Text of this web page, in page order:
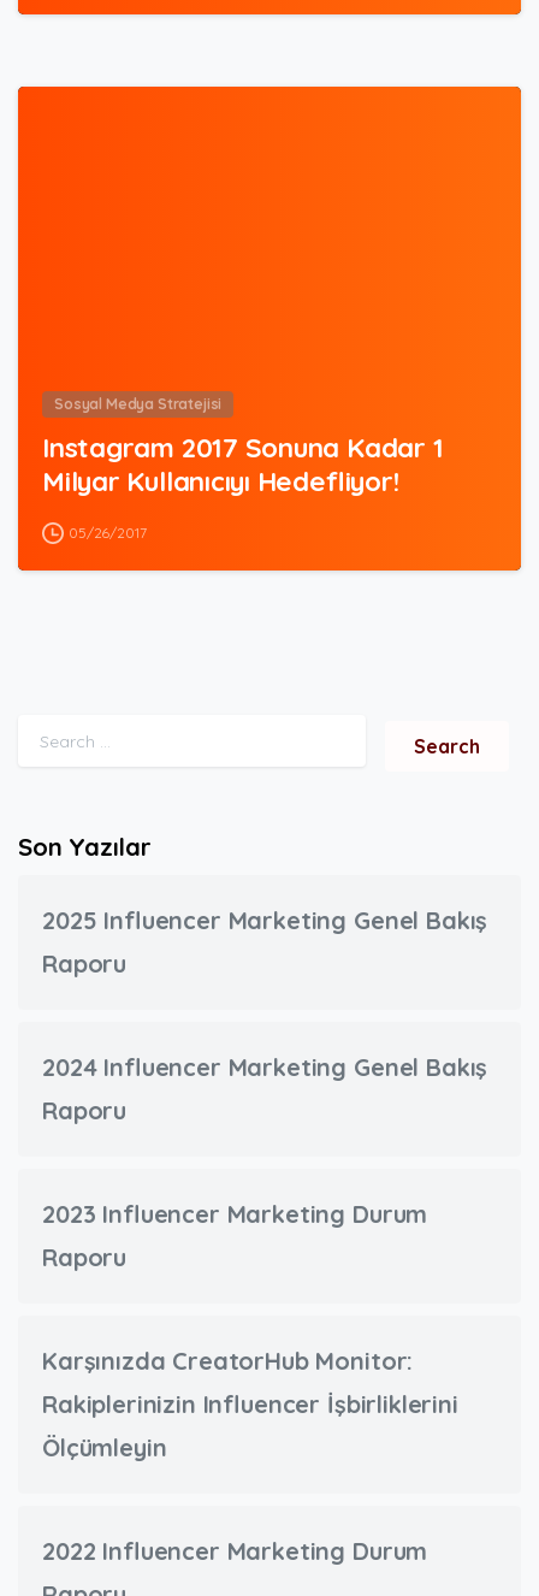
Sosyal Medya Stratejisi
Instagram 2017 Sonuna Kadar 1
Milyar Kullanıcıyı Hedefliyor!
05/26/2017
Search for:
Son Yazılar
2025 Influencer Marketing Genel Bakış
Raporu
2024 Influencer Marketing Genel Bakış
Raporu
2023 Influencer Marketing Durum
Raporu
Karşınızda CreatorHub Monitor:
Rakiplerinizin Influencer İşbirliklerini
Ölçümleyin
2022 Influencer Marketing Durum